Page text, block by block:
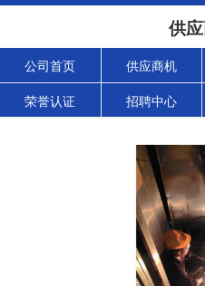
供
公司首页 供应商机
荣誉认证 招聘中心